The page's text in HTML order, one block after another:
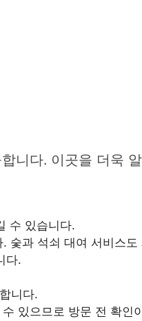
니다. 이곳을 더욱
수 있습니다.
숯과 석쇠 대여 서비스도
다.
니다.
있으므로 방문 전 확인